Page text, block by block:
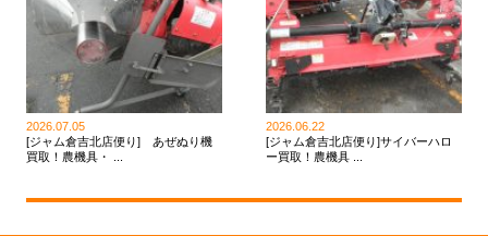
2026.07.05
[ジャム倉吉北店便り] あぜぬり機
買取！農機具・ ...
2026.06.22
[ジャム倉吉北店便り]サイバーハロ
ー買取！農機具 ...